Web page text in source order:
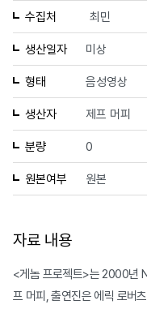
수집처 최민
생산일자 미상
형태 음성영상
생산자 제프 머피
분량 0
원본여부 원본
자료 내용
<게놈 프로젝트>는 2000년
프 머피, 출연진은 에릭 로버